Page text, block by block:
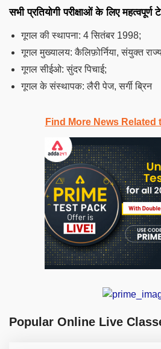
सभी प्रतियोगी परीक्षाओं के लिए
गूगल की स्थापना: 4 सितंबर 1998;
गूगल मुख्यालय: कैलिफ़ोर्निया, संयुक्त
गूगल सीईओ: सुंदर पिचाई;
गूगल के संस्थापक: लैरी पेज, सर्गी ब्रिन
Find More News Related
Popular Online Live